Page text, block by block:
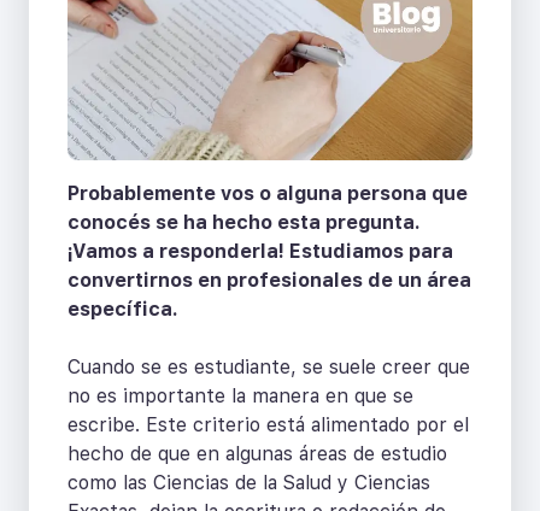
Probablemente vos o alguna persona que
conocés se ha hecho esta pregunta.
¡Vamos a responderla! Estudiamos para
convertirnos en profesionales de un área
específica.
Cuando se es estudiante, se suele creer que
no es importante la manera en que se
escribe. Este criterio está alimentado por el
hecho de que en algunas áreas de estudio
como las Ciencias de la Salud y Ciencias